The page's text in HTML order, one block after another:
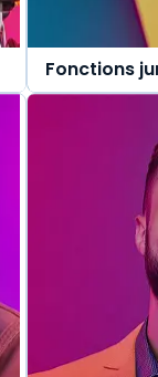
Fonctions
Des
pensées
Une offre
vos missions